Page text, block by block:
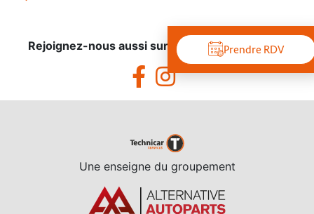
Prendre RDV
Rejoignez-nous aussi sur les réseaux sociaux !
Une enseigne du groupement